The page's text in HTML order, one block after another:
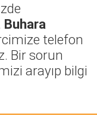
Buhara
telefon
Bir sorun
arayıp bilgi